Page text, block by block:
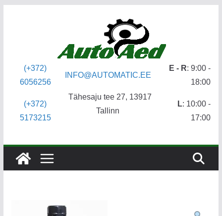
(+372)
6056256
(+372)
5173215
INFO@AUTOMATIC.EE
Tähesaju tee 27, 13917
Tallinn
E - R: 9:00 -
18:00
L: 10:00 -
17:00